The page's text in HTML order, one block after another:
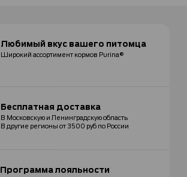
Любимый вкусвашего питомца
Широкий ассортимент кормов Purina®
Бесплатная доставка
В Московскую и Ленинградскую область
В другие регионы от 3500 руб по России
Программалояльности